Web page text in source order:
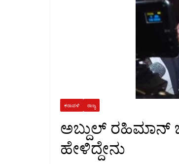
ಕರಾವಳಿ ರಾಜ್ಯ
ಅಬ್ದುಲ್ ರಹಿಮಾನ್
ಹೇಳಿದ್ದೇನು